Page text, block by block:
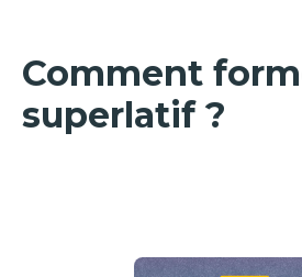
Comment
superlatif ?